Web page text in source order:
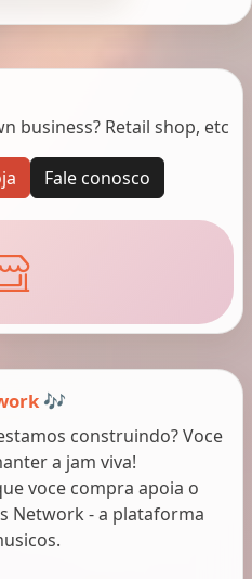
business? Retail shop, etc
Fale conosco
🎶
construindo? Voce
a jam viva!
voce compra apoia o
Network - a plataforma